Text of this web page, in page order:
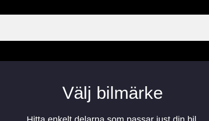
Välj bilmärke